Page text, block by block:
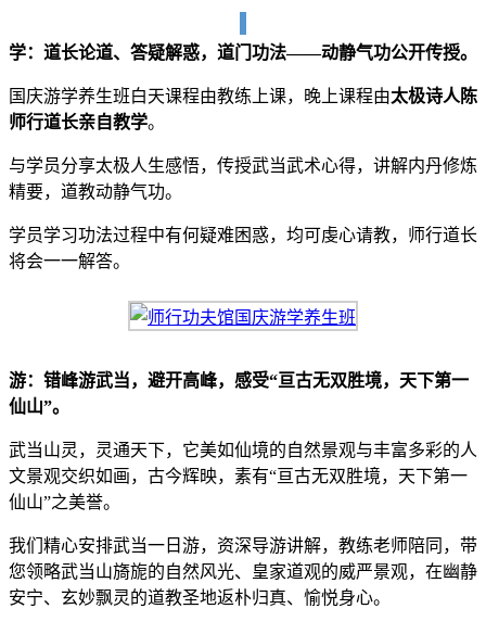
学：道长论道、答疑解惑，道门功法——动静气功公开传授。
国庆游学养生班白天课程由教练上课，晚上课程由太极诗人陈
师行道长亲自教学。
与学员分享太极人生感悟，传授武当武术心得，讲解内丹修炼
精要，道教动静气功。
学员学习功法过程中有何疑难困惑，均可虔心请教，师行道长
将会一一解答。
游：错峰游武当，避开高峰，感受“亘古无双胜境，天下第一
仙山”。
武当山灵，灵通天下，它美如仙境的自然景观与丰富多彩的人
文景观交织如画，古今辉映，素有“亘古无双胜境，天下第一
仙山”之美誉。
我们精心安排武当一日游，资深导游讲解，教练老师陪同，带
您领略武当山旖旎的自然风光、皇家道观的威严景观，在幽静
安宁、玄妙飘灵的道教圣地返朴归真、愉悦身心。